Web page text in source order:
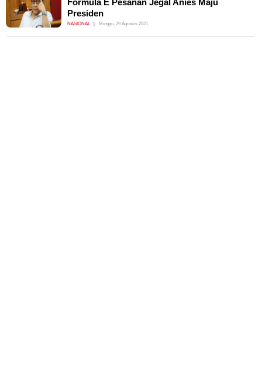
Formula E Pesanan Jegal Anies Maju
Presiden
NASIONAL Minggu, 29 Agustus 2021